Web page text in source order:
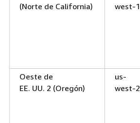
(Norte de California)
west-1
Oeste de
EE. UU. 2 (Oregón)
us-
west-2